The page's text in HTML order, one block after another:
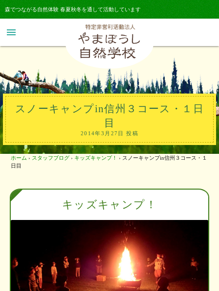
森でつながる自然体験 春夏秋冬を通して活動しています
menu
スノーキャンプin信州３コース・１日
目
2014年3月27日 投稿
ホーム › スタッフブログ › キッズキャンプ！ › スノーキャンプin信州３コース・１
日目
キッズキャンプ！